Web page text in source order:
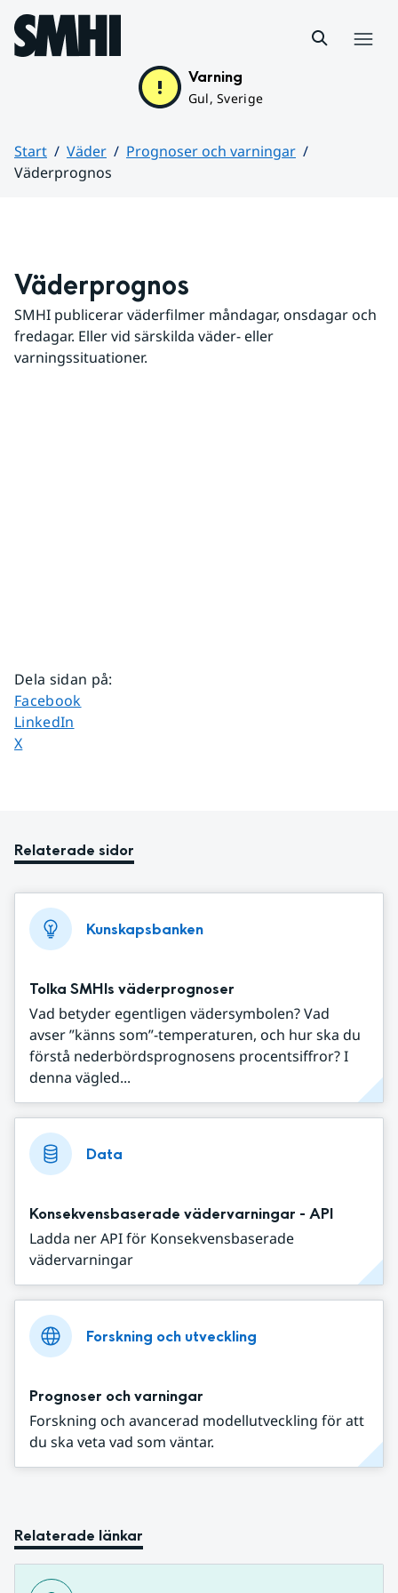
Hoppa till sidans innehåll
Varning
Gul, Sverige
Start Väder
Prognoser och varningar
Väderprognos
Väderprognos
SMHI publicerar väderfilmer måndagar, onsdagar och
fredagar. Eller vid särskilda väder- eller
varningssituationer.
Dela sidan på:
Dela sidan på
Facebook
Dela sidan på
LinkedIn
Dela sidan på
X
Relaterade sidor
Kunskapsbanken
Tolka SMHIs väderprognoser
Vad betyder egentligen vädersymbolen? Vad
avser ”känns som”-temperaturen, och hur ska du
förstå nederbördsprognosens procentsiffror? I
denna vägled...
Data
Konsekvensbaserade vädervarningar - API
Ladda ner API för Konsekvensbaserade
vädervarningar
Forskning och utveckling
Prognoser och varningar
Forskning och avancerad modellutveckling för att
du ska veta vad som väntar.
Relaterade länkar